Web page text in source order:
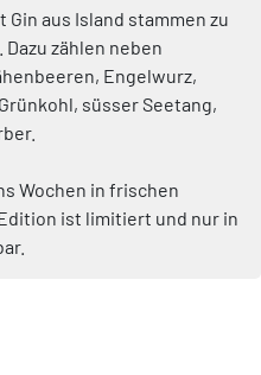
aus Island stammen zu
zählen neben
Engelwurz,
süsser Seetang,
Wochen in frischen
ist limitiert und nur in